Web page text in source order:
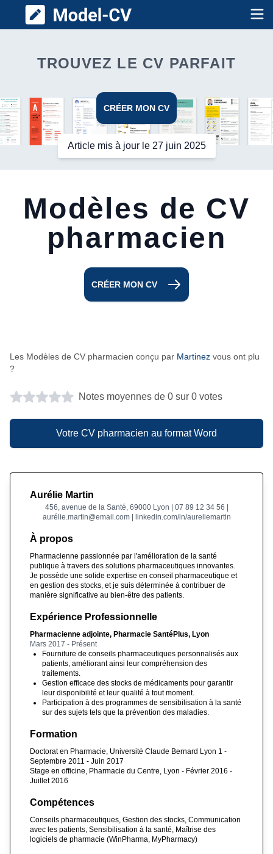
Model CV
TROUVEZ LE CV PARFAIT
CRÉER MON CV
Article mis à jour le 27 juin 2025
Modèles de CV
pharmacien
CRÉER MON CV
Les Modèles de CV pharmacien conçu par Martinez vous ont plu
?
Notes moyennes de 0 sur 0 votes
Votre CV pharmacien au format Word
Aurélie Martin
456, avenue de la Santé, 69000 Lyon | 07 89 12 34 56 |
aurélie.martin@email.com | linkedin.com/in/aureliemartin
À propos
Pharmacienne passionnée par l'amélioration de la santé
publique à travers des solutions pharmaceutiques innovantes.
Je possède une solide expertise en conseil pharmaceutique et
en gestion des stocks, et je suis déterminée à contribuer de
manière significative au bien-être des patients.
Expérience Professionnelle
Pharmacienne adjointe, Pharmacie SantéPlus, Lyon
Mars 2017 - Présent
Fourniture de conseils pharmaceutiques personnalisés aux
patients, améliorant ainsi leur compréhension des
traitements.
Gestion efficace des stocks de médicaments pour garantir
leur disponibilité et leur qualité à tout moment.
Participation à des programmes de sensibilisation à la santé
sur des sujets tels que la prévention des maladies.
Formation
Doctorat en Pharmacie, Université Claude Bernard Lyon 1 -
Septembre 2011 - Juin 2017
Stage en officine, Pharmacie du Centre, Lyon - Février 2016 -
Juillet 2016
Compétences
Conseils pharmaceutiques, Gestion des stocks, Communication
avec les patients, Sensibilisation à la santé, Maîtrise des
logiciels de pharmacie (WinPharma, MyPharmacy)